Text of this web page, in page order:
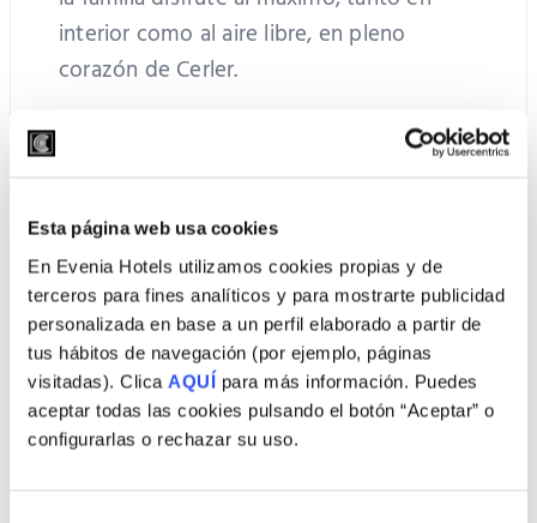
Esta página web usa cookies
En Evenia Hotels utilizamos cookies propias y de
terceros para fines analíticos y para mostrarte publicidad
personalizada en base a un perfil elaborado a partir de
tus hábitos de navegación (por ejemplo, páginas
visitadas). Clica AQUÍ para más información. Puedes
aceptar todas las cookies pulsando el botón “Aceptar” o
configurarlas o rechazar su uso.
interior como al aire libre, en pleno
corazón de Cerler.